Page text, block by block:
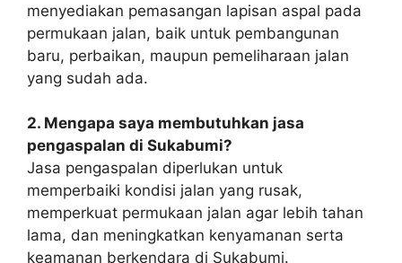
menyediakan pemasangan lapisan aspal pada
permukaan jalan, baik untuk pembangunan
baru, perbaikan, maupun pemeliharaan jalan
yang sudah ada.
2. Mengapa saya membutuhkan jasa
pengaspalan di Sukabumi?
Jasa pengaspalan diperlukan untuk
memperbaiki kondisi jalan yang rusak,
memperkuat permukaan jalan agar lebih tahan
lama, dan meningkatkan kenyamanan serta
keamanan berkendara di Sukabumi.